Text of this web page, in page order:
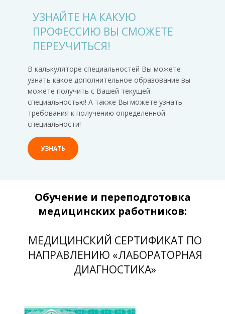
УЗНАЙТЕ НА КАКУЮ
ПРОФЕССИЮ ВЫ СМОЖЕТЕ
ПЕРЕУЧИТЬСЯ!
В калькуляторе специальностей Вы можете
узнать какое дополнительное образование вы
можете получить с Вашей текущей
специальностью! А также Вы можете узнать
требования к получению определённой
специальности!
УЗНАТЬ
Обучение и переподготовка
медицинских работников:
МЕДИЦИНСКИЙ СЕРТИФИКАТ ПО
НАПРАВЛЕНИЮ «ЛАБОРАТОРНАЯ
ДИАГНОСТИКА»